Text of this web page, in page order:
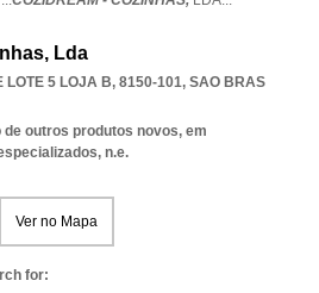
Lda
LOTE 5 LOJA B, 8150-101, SAO BRAS
outros produtos novos, em
n.e.
Ver no Mapa
for: